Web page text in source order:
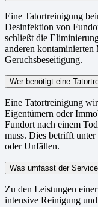
Eine Tatortreinigung
Desinfektion von
schließt die
anderen
Geruchsbeseitigung.
Wer benötigt eine
Eine Tatortreinigung
Eigentümern oder
Fundort nach einem
muss. Dies betrifft
oder Unfällen.
Was umfasst der
Zu den Leistungen
intensive Reinigung